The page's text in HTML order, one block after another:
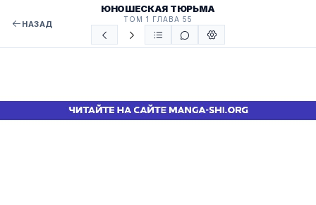
НАЗАД
ЮНОШЕСКАЯ ТЮРЬМА
ТОМ 1 ГЛАВА 55